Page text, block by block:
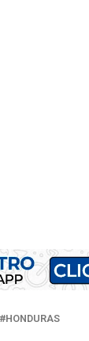
HONDURAS